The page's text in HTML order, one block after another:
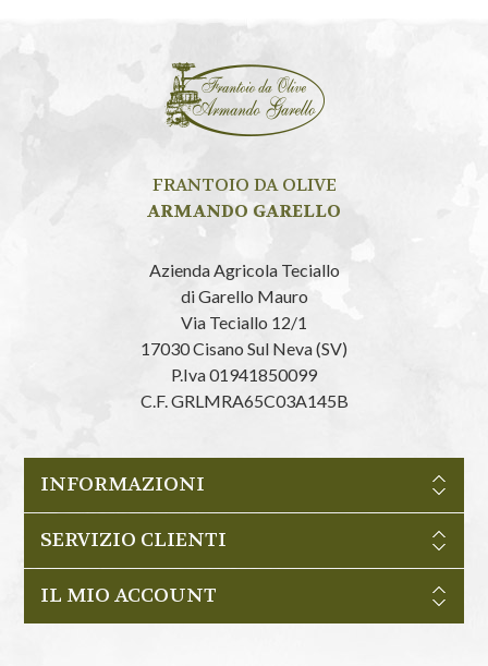
FRANTOIO DA OLIVE
ARMANDO GARELLO
Azienda Agricola Teciallo
di Garello Mauro
Via Teciallo 12/1
17030 Cisano Sul Neva (SV)
P.Iva 01941850099
C.F. GRLMRA65C03A145B
INFORMAZIONI
SERVIZIO CLIENTI
IL MIO ACCOUNT